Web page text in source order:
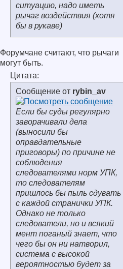
ситуацию, надо иметь
рычаг воздействия (хотя
бы в рукаве)
Форумчане считают, что рычаги
могут быть.
Цитата:
Сообщение от rybin_av
Если бы суды регулярно
заворачивали дела
(выносили бы
оправдательные
приговоры) по причине не
соблюдения
следователями норм УПК,
то следователям
пришлось бы пыль сдувать
с каждой странички УПК.
Однако не только
следователи, но и всякий
мент поганый знает, что
чего бы он ни натворил,
система с высокой
вероятностью будет за